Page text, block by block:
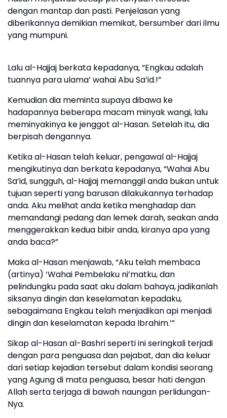
dengan mantap dan pasti. Penjelasan yang
diberikannya demikian memikat, bersumber dari ilmu
yang mumpuni.
Lalu al-Hajjaj berkata kepadanya, “Engkau adalah
tuannya para ulama’ wahai Abu Sa’id.!”
Kemudian dia meminta supaya dibawa ke
hadapannya beberapa macam minyak wangi, lalu
meminyakinya ke jenggot al-Hasan. Setelah itu, dia
berpisah dengannya.
Ketika al-Hasan telah keluar, pengawal al-Hajjaj
mengikutinya dan berkata kepadanya, “Wahai Abu
Sa’id, sungguh, al-Hajjaj memanggil anda bukan untuk
tujuan seperti yang barusan dilakukannya terhadap
anda. Aku melihat anda ketika menghadap dan
memandangi pedang dan lemek darah, seakan anda
menggerakkan kedua bibir anda, kiranya apa yang
anda baca?”
Maka al-Hasan menjawab, “Aku telah membaca
(artinya) ‘Wahai Pembelaku ni’matku, dan
pelindungku pada saat aku dalam bahaya, jadikanlah
siksanya dingin dan keselamatan kepadaku,
sebagaimana Engkau telah menjadikan api menjadi
dingin dan keselamatan kepada Ibrahim.’”
Sikap al-Hasan al-Bashri seperti ini seringkali terjadi
dengan para penguasa dan pejabat, dan dia keluar
dari setiap kejadian tersebut dalam kondisi seorang
yang Agung di mata penguasa, besar hati dengan
Allah serta terjaga di bawah naungan perlidungan-
Nya.